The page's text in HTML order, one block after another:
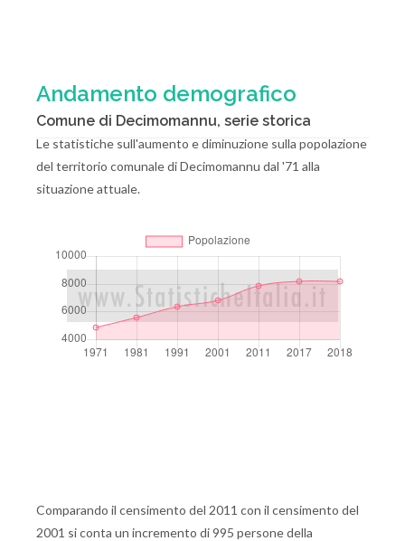
Andamento demografico
Comune di Decimomannu, serie storica
Le statistiche sull'aumento e diminuzione sulla popolazione
del territorio comunale di Decimomannu dal '71 alla
situazione attuale.
Comparando il censimento del 2011 con il censimento del
2001 si conta un incremento di 995 persone della